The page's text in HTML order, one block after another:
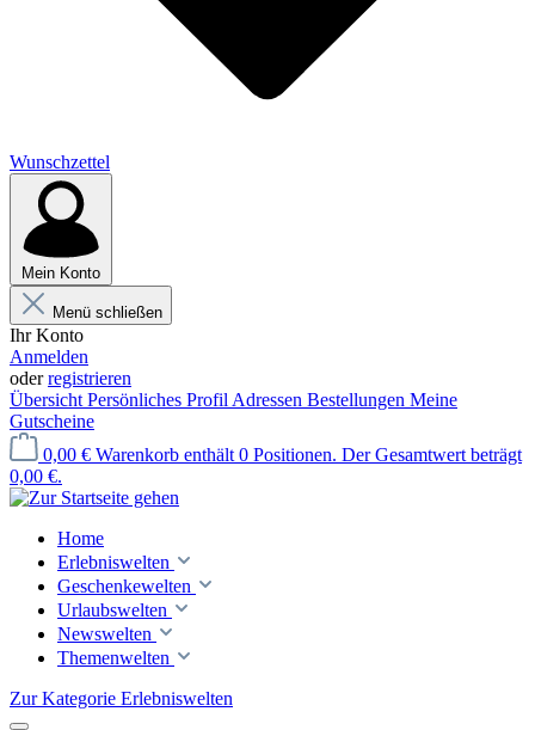
Wunschzettel
Mein Konto
Menü schließen
Ihr Konto
Anmelden
oderregistrieren
Übersicht Persönliches Profil Adressen Bestellungen Meine
Gutscheine
0,00 € Warenkorb enthält 0 Positionen. Der Gesamtwert beträgt
0,00 €.
Home
Erlebniswelten
Geschenkewelten
Urlaubswelten
Newswelten
Themenwelten
Zur Kategorie Erlebniswelten